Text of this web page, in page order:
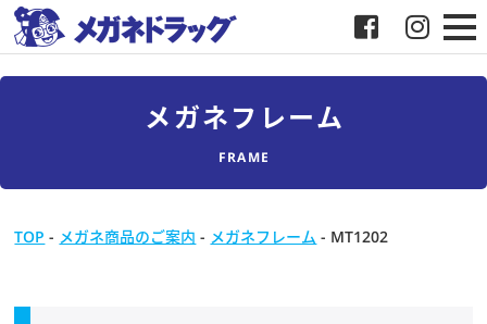
メガネフレーム
FRAME
TOP - メガネ商品のご案内 - メガネフレーム - MT1202